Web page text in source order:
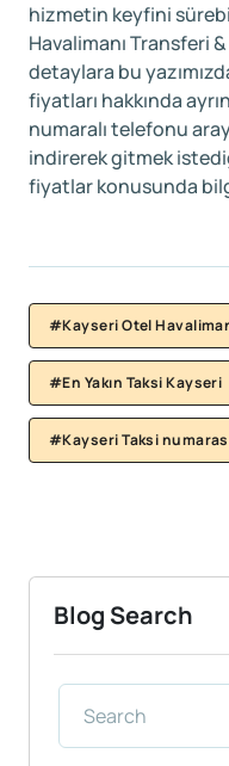
hizmetin keyfini
Havalimanı Transferi
detaylara bu
fiyatları hakkında
numaralı telefonu
indirerek gitmek
fiyatlar konusunda
#Kayseri Otel
#En Yakın Taksi Kayseri
#Kayseri Taksi
Blog Search